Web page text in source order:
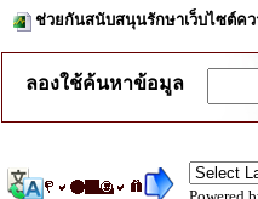
ช่วยกันสนับสนุนรักษาเว็บไซต์ค
ลองใช้ค้นหาข้อมูล